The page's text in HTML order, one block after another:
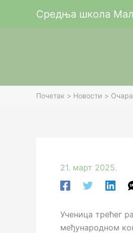
Средња школа
Почетак Новости
21. март 2025.
Ученица трећег
међународном